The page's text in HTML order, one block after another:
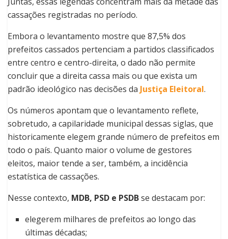
cassações registradas no período.
Embora o levantamento mostre que 87,5% dos
prefeitos cassados pertenciam a partidos classificados
entre centro e centro-direita, o dado não permite
concluir que a direita cassa mais ou que exista um
padrão ideológico nas decisões da Justiça Eleitoral.
Os números apontam que o levantamento reflete,
sobretudo, a capilaridade municipal dessas siglas, que
historicamente elegem grande número de prefeitos em
todo o país. Quanto maior o volume de gestores
eleitos, maior tende a ser, também, a incidência
estatística de cassações.
Nesse contexto, MDB, PSD e PSDBse destacam por:
elegerem milhares de prefeitos ao longo das
últimas décadas;